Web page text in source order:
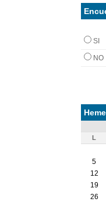
SI
NO
L
5
12
19
26